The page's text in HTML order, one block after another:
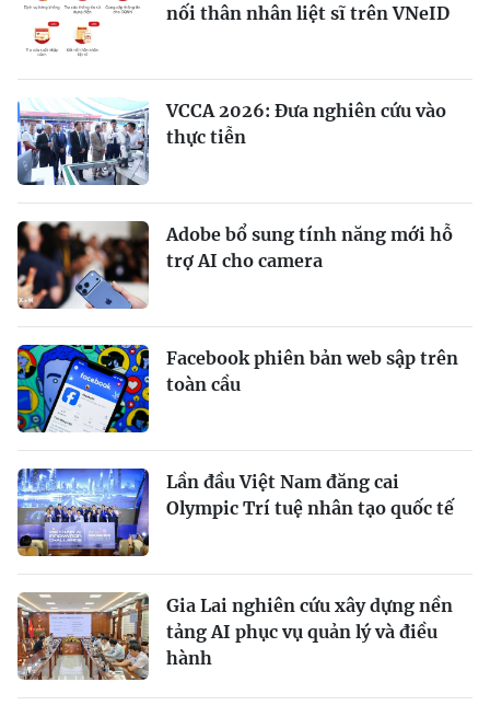
nối thân nhân liệt sĩ trên VNeID
VCCA 2026: Đưa nghiên cứu vào
thực tiễn
Adobe bổ sung tính năng mới hỗ
trợ AI cho camera
Facebook phiên bản web sập trên
toàn cầu
Lần đầu Việt Nam đăng cai
Olympic Trí tuệ nhân tạo quốc tế
Gia Lai nghiên cứu xây dựng nền
tảng AI phục vụ quản lý và điều
hành